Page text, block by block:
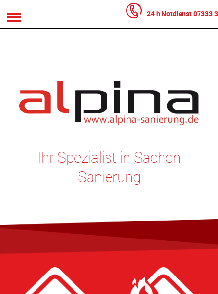
24 h Notdienst07333
Ihr Spezialist in Sachen
Sanierung